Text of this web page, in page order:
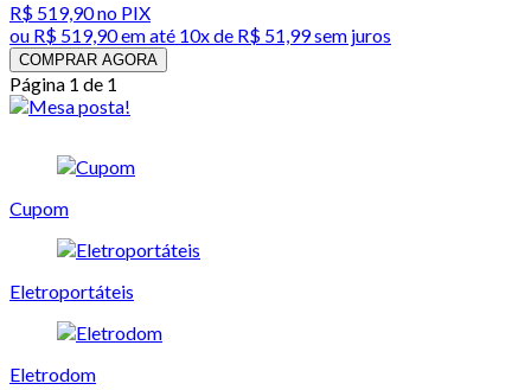
R$ 519,90no PIX
ou R$ 519,90em até 10x de R$ 51,99 sem juros
COMPRAR AGORA
Página 1 de 1
Cupom
Eletroportáteis
Eletrodom